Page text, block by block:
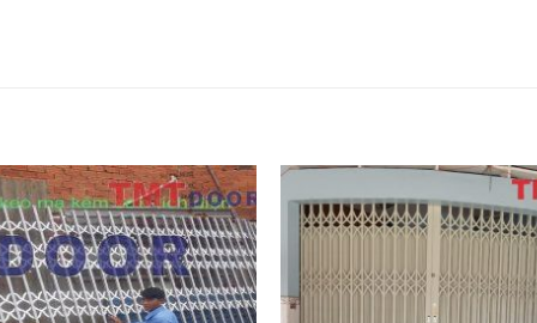
Add to
wishlist
Add